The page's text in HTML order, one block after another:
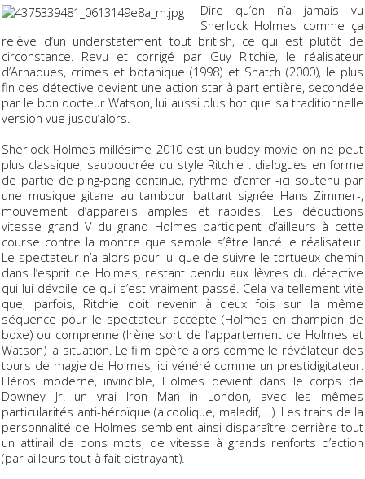
Dire qu’on n’a jamais vu
Sherlock Holmes comme ça
relève d’un understatement tout british, ce qui est plutôt de
circonstance. Revu et corrigé par Guy Ritchie, le réalisateur
d’Arnaques, crimes et botanique (1998) et Snatch (2000), le plus
fin des détective devient une action starà part entière, secondée
par le bon docteur Watson, lui aussi plus hot que sa traditionnelle
version vue jusqu’alors.
Sherlock Holmes millésime 2010 est un buddy movie on ne peut
plus classique, saupoudrée du style Ritchie : dialogues en forme
de partie de ping-pong continue, rythme d’enfer -ici soutenu par
une musique gitane au tambour battant signée Hans Zimmer-,
mouvement d’appareils amples et rapides. Les déductions
vitesse grand V du grand Holmes participent d’ailleurs à cette
course contre la montre que semble s’être lancé le réalisateur.
Le spectateur n’a alors pour lui que de suivre le tortueux chemin
dans l’esprit de Holmes, restant pendu aux lèvres du détective
qui lui dévoile ce qui s’est vraiment passé. Cela va tellement vite
que, parfois, Ritchie doit revenir à deux fois sur la même
séquence pour le spectateur accepte (Holmes en champion de
boxe) ou comprenne (Irène sort de l’appartement de Holmes et
Watson) la situation. Le film opère alors comme le révélateur des
tours de magie de Holmes, ici vénéré comme un prestidigitateur.
Héros moderne, invincible, Holmes devient dans le corps de
Downey Jr. un vrai Iron Man in London, avec les mêmes
particularités anti-héroïque (alcoolique, maladif, ...). Les traits de la
personnalité de Holmes semblent ainsi disparaître derrière tout
un attirail de bons mots, de vitesse à grands renforts d’action
(par ailleurs tout à fait distrayant).